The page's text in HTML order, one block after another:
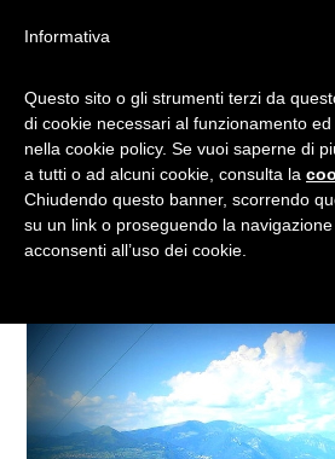
E IL TRENO DEI
DAL NONNO
VA!
Informativa
Questo sito o gli strumenti terzi da
di cookie necessari al funzionamento
nella cookie policy. Se vuoi saperne di
a tutti o ad alcuni cookie, consulta la
Chiudendo questo banner, scorrendo
su un link o proseguendo la navigazione
acconsenti all’uso dei cookie.